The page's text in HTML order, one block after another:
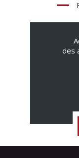
des